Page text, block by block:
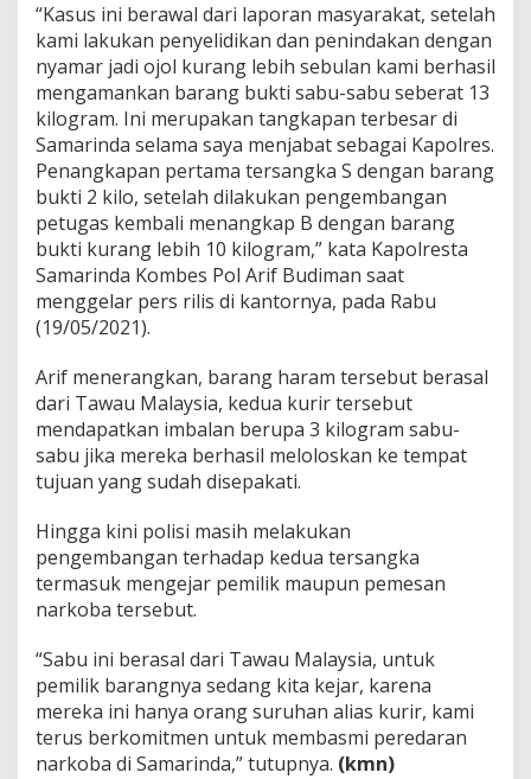
“Kasus ini berawal dari laporan masyarakat, setelah
kami lakukan penyelidikan dan penindakan dengan
nyamar jadi ojol kurang lebih sebulan kami berhasil
mengamankan barang bukti sabu-sabu seberat 13
kilogram. Ini merupakan tangkapan terbesar di
Samarinda selama saya menjabat sebagai Kapolres.
Penangkapan pertama tersangka S dengan barang
bukti 2 kilo, setelah dilakukan pengembangan
petugas kembali menangkap B dengan barang
bukti kurang lebih 10 kilogram,” kata Kapolresta
Samarinda Kombes Pol Arif Budiman saat
menggelar pers rilis di kantornya, pada Rabu
(19/05/2021).
Arif menerangkan, barang haram tersebut berasal
dari Tawau Malaysia, kedua kurir tersebut
mendapatkan imbalan berupa 3 kilogram sabu-
sabu jika mereka berhasil meloloskan ke tempat
tujuan yang sudah disepakati.
Hingga kini polisi masih melakukan
pengembangan terhadap kedua tersangka
termasuk mengejar pemilik maupun pemesan
narkoba tersebut.
“Sabu ini berasal dari Tawau Malaysia, untuk
pemilik barangnya sedang kita kejar, karena
mereka ini hanya orang suruhan alias kurir, kami
terus berkomitmen untuk membasmi peredaran
narkoba di Samarinda,” tutupnya. (kmn)